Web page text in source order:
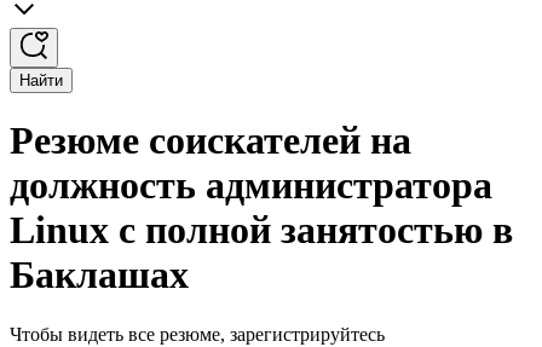
Найти
Резюме соискателей на
должность администратора
Linux с полной занятостью в
Баклашах
Чтобы видеть все резюме, зарегистрируйтесь